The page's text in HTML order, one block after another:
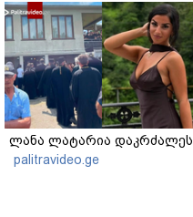
ლანა ლატარია დაკრძალეს
palitravideo.ge